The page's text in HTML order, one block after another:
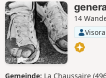
14
Gemeinde: La Chaussaire